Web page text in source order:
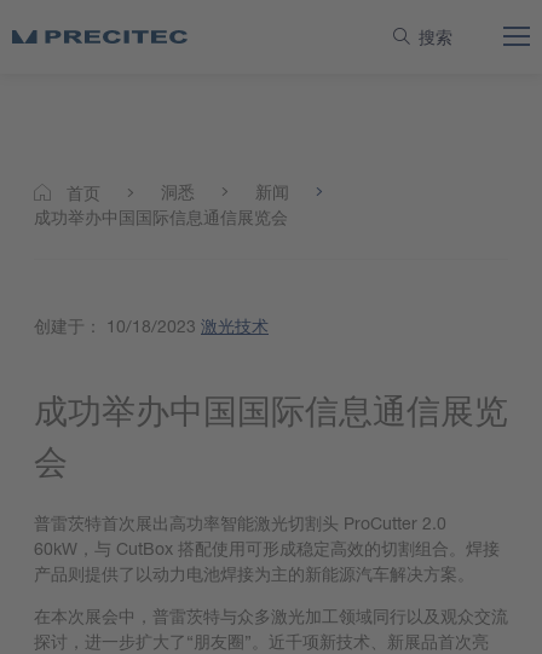
搜索
首页 洞悉
新闻
成功举办中国国际信息通信展览会
创建于： 10/18/2023 激光技术
成功举办中国国际信息通信展览
会
普雷茨特首次展出高功率智能激光切割头 ProCutter 2.0
60kW，与 CutBox 搭配使用可形成稳定高效的切割组合。焊接
产品则提供了以动力电池焊接为主的新能源汽车解决方案。
在本次展会中，普雷茨特与众多激光加工领域同行以及观众交流
探讨，进一步扩大了“朋友圈”。近千项新技术、新展品首次亮